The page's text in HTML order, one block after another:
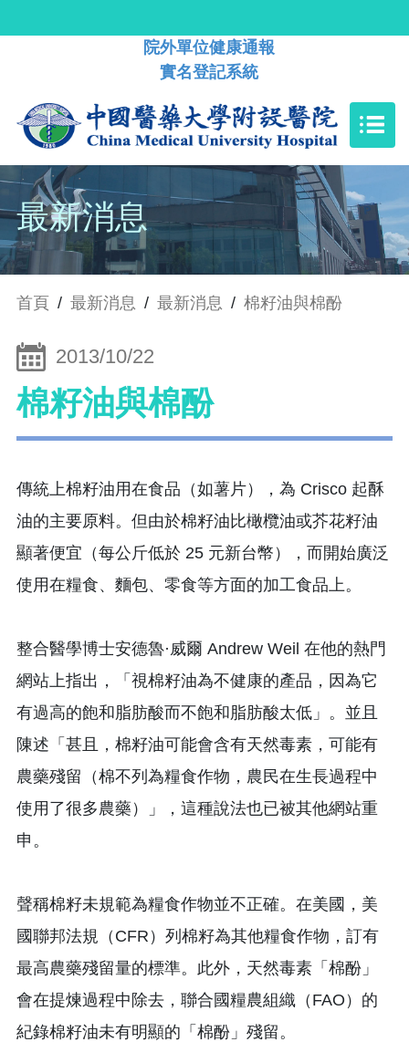
院外單位健康通報
實名登記系統
最新消息
首頁 / 最新消息 / 最新消息 / 棉籽油與棉酚
2013/10/22
棉籽油與棉酚
傳統上棉籽油用在食品（如薯片），為 Crisco 起酥
油的主要原料。但由於棉籽油比橄欖油或芥花籽油
顯著便宜（每公斤低於 25 元新台幣），而開始廣泛
使用在糧食、麵包、零食等方面的加工食品上。
整合醫學博士安德魯·威爾 Andrew Weil 在他的熱門
網站上指出，「視棉籽油為不健康的產品，因為它
有過高的飽和脂肪酸而不飽和脂肪酸太低」。並且
陳述「甚且，棉籽油可能會含有天然毒素，可能有
農藥殘留（棉不列為糧食作物，農民在生長過程中
使用了很多農藥）」，這種說法也已被其他網站重
申。
聲稱棉籽未規範為糧食作物並不正確。在美國，美
國聯邦法規（CFR）列棉籽為其他糧食作物，訂有
最高農藥殘留量的標準。此外，天然毒素「棉酚」
會在提煉過程中除去，聯合國糧農組織（FAO）的
紀錄棉籽油未有明顯的「棉酚」殘留。